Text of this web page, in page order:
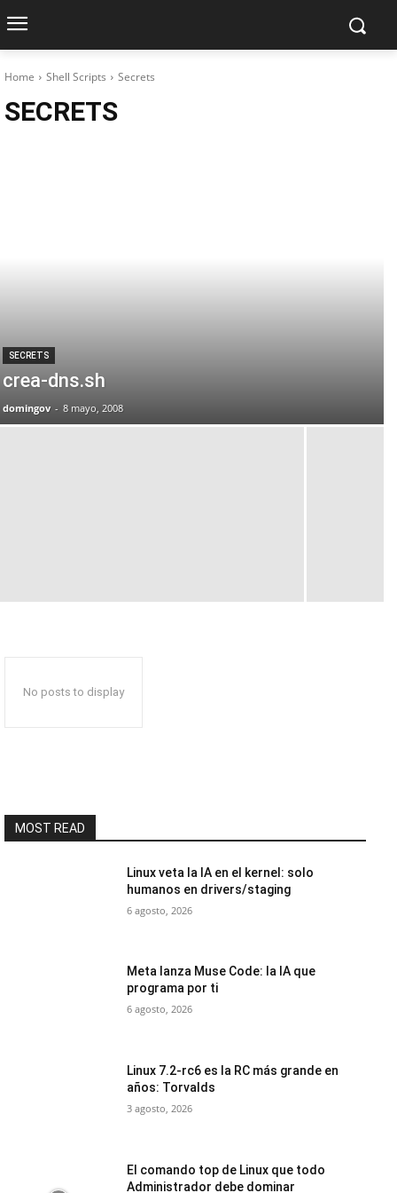
Home Shell Scripts Secrets
SECRETS
SECRETS
crea-dns.sh
domingov - 8 mayo, 2008
No posts to display
MOST READ
Linux veta la IA en el kernel: solo
humanos en drivers/staging
6 agosto, 2026
Meta lanza Muse Code: la IA que
programa por ti
6 agosto, 2026
Linux 7.2-rc6 es la RC más grande en
años: Torvalds
3 agosto, 2026
El comando top de Linux que todo
Administrador debe dominar